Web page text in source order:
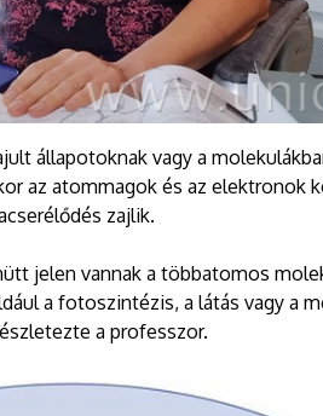
állapotoknak vagy a
az atommagok és az elektronok
zajlik.
jelen vannak a többatomos
a fotoszintézis, a látás vagy a
a professzor.